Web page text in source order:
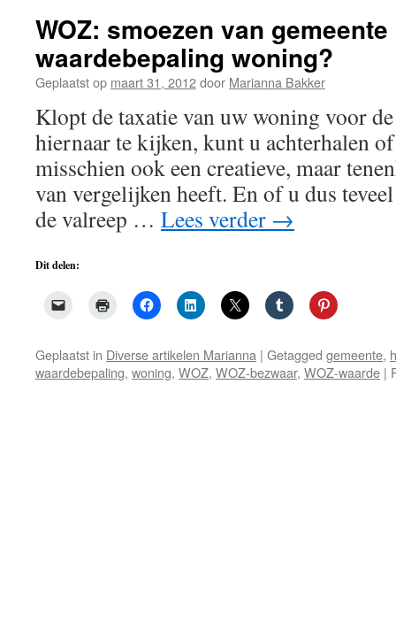
inhoud
WOZ: smoezen van
waardebepaling woning?
Geplaatst op maart 31, 2012door Marianna Bakker
Klopt de taxatie van uw woning voor
hiernaar te kijken, kunt u achterhalen
misschien ook een creatieve, maar
van vergelijken heeft. En of u dus
de valreep … Lees verder →
Dit delen:
Geplaatst in Diverse artikelen Marianna | Getagged gemeente,
waardebepaling, woning, WOZ, WOZ-bezwaar, WOZ-waarde |